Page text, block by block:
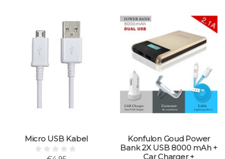
Micro USB Kabel
Konfulon Goud Power
Bank 2X USB 8000 mAh +
Car Charger +